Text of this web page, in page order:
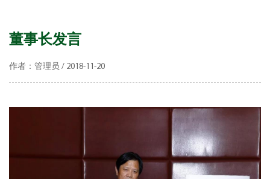
董事长发言
作者：管理员 / 2018-11-20